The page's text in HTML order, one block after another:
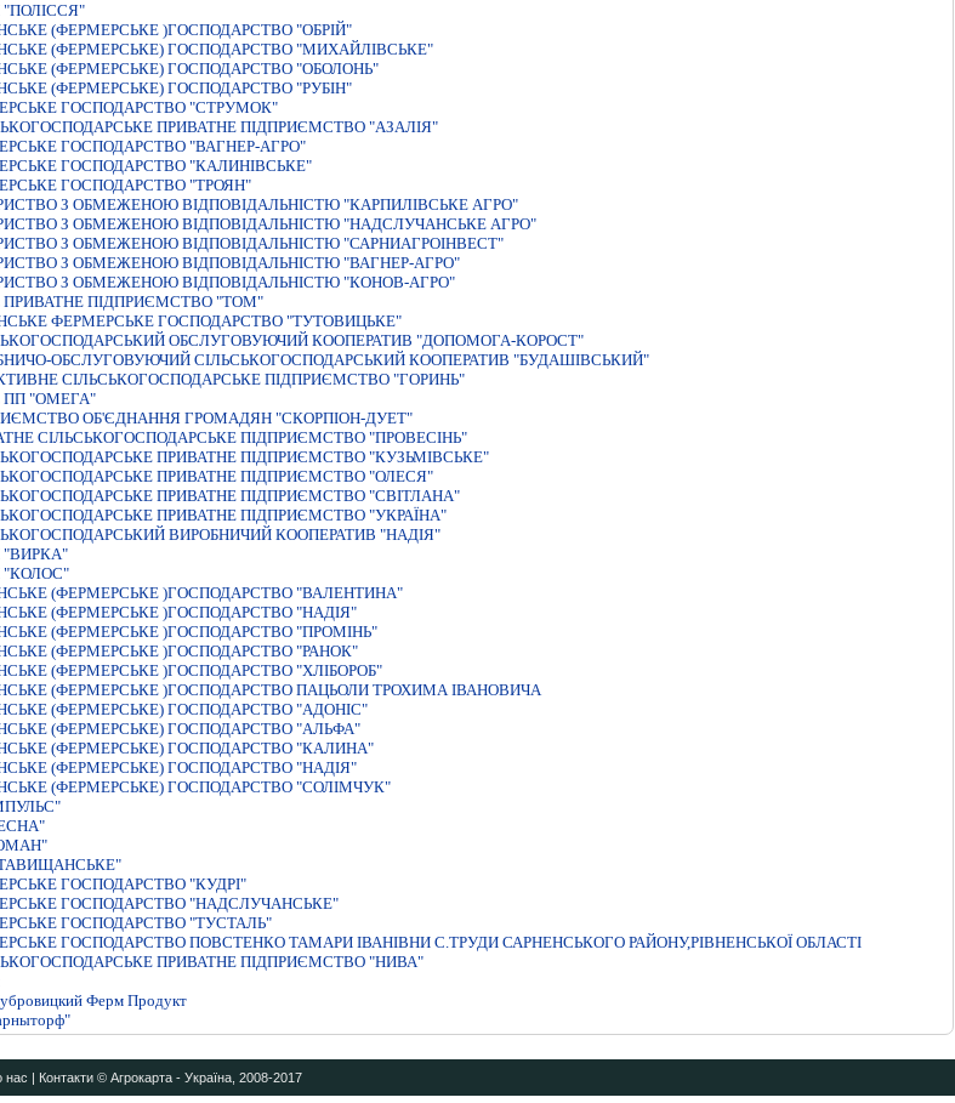
(ФЕРМЕРСЬКЕ )ГОСПОДАРСТВО "ОБРIЙ"
(ФЕРМЕРСЬКЕ) ГОСПОДАРСТВО "МИХАЙЛІВСЬКЕ"
(ФЕРМЕРСЬКЕ) ГОСПОДАРСТВО "ОБОЛОНЬ"
(ФЕРМЕРСЬКЕ) ГОСПОДАРСТВО "РУБIН"
ГОСПОДАРСТВО "СТРУМОК"
ПРИВАТНЕ ПІДПРИЄМСТВО "АЗАЛІЯ"
ГОСПОДАРСТВО "ВАГНЕР-АГРО"
ГОСПОДАРСТВО "КАЛИНIВСЬКЕ"
ГОСПОДАРСТВО "ТРОЯН"
З ОБМЕЖЕНОЮ ВIДПОВIДАЛЬНIСТЮ "КАРПИЛIВСЬКЕ АГРО"
З ОБМЕЖЕНОЮ ВIДПОВIДАЛЬНIСТЮ "НАДСЛУЧАНСЬКЕ АГРО"
З ОБМЕЖЕНОЮ ВIДПОВIДАЛЬНIСТЮ "САРНИАГРОIНВЕСТ"
З ОБМЕЖЕНОЮ ВІДПОВІДАЛЬНІСТЮ "ВАГНЕР-АГРО"
З ОБМЕЖЕНОЮ ВІДПОВІДАЛЬНІСТЮ "КОНОВ-АГРО"
ПIДПРИЄМСТВО "ТОМ"
ФЕРМЕРСЬКЕ ГОСПОДАРСТВО "ТУТОВИЦЬКЕ"
ОБСЛУГОВУЮЧИЙ КООПЕРАТИВ "ДОПОМОГА-КОРОСТ"
ОБСЛУГОВУЮЧИЙ СІЛЬСЬКОГОСПОДАРСЬКИЙ КООПЕРАТИВ "БУДАШІВСЬКИЙ"
СІЛЬСЬКОГОСПОДАРСЬКЕ ПІДПРИЄМСТВО "ГОРИНЬ"
"ОМЕГА"
ОБ'ЄДНАННЯ ГРОМАДЯН "СКОРПІОН-ДУЕТ"
СIЛЬСЬКОГОСПОДАРСЬКЕ ПIДПРИЄМСТВО "ПРОВЕСIНЬ"
ПРИВАТНЕ ПIДПРИЄМСТВО "КУЗЬМIВСЬКЕ"
ПРИВАТНЕ ПIДПРИЄМСТВО "ОЛЕСЯ"
ПРИВАТНЕ ПIДПРИЄМСТВО "СВIТЛАНА"
ПРИВАТНЕ ПIДПРИЄМСТВО "УКРАЇНА"
ВИРОБНИЧИЙ КООПЕРАТИВ "НАДIЯ"
"ВИРКА"
"КОЛОС"
(ФЕРМЕРСЬКЕ )ГОСПОДАРСТВО "ВАЛЕНТИНА"
(ФЕРМЕРСЬКЕ )ГОСПОДАРСТВО "НАДIЯ"
(ФЕРМЕРСЬКЕ )ГОСПОДАРСТВО "ПРОМIНЬ"
(ФЕРМЕРСЬКЕ )ГОСПОДАРСТВО "РАНОК"
(ФЕРМЕРСЬКЕ )ГОСПОДАРСТВО "ХЛIБОРОБ"
(ФЕРМЕРСЬКЕ )ГОСПОДАРСТВО ПАЦЬОЛИ ТРОХИМА ІВАНОВИЧА
(ФЕРМЕРСЬКЕ) ГОСПОДАРСТВО "АДОНІС"
(ФЕРМЕРСЬКЕ) ГОСПОДАРСТВО "АЛЬФА"
(ФЕРМЕРСЬКЕ) ГОСПОДАРСТВО "КАЛИНА"
(ФЕРМЕРСЬКЕ) ГОСПОДАРСТВО "НАДIЯ"
(ФЕРМЕРСЬКЕ) ГОСПОДАРСТВО "СОЛIМЧУК"
ГОСПОДАРСТВО "КУДРI"
ГОСПОДАРСТВО "НАДСЛУЧАНСЬКЕ"
ГОСПОДАРСТВО "ТУСТАЛЬ"
ГОСПОДАРСТВО ПОВСТЕНКО ТАМАРИ IВАНIВНИ С.ТРУДИ САРНЕНСЬКОГО РАЙОНУ,РIВНЕНСЬКОЇ ОБЛАСТI
ПРИВАТНЕ ПІДПРИЄМСТВО "НИВА"
Ферм Продукт
нас | Контакти© Агрокарта - Україна, 2008-2017